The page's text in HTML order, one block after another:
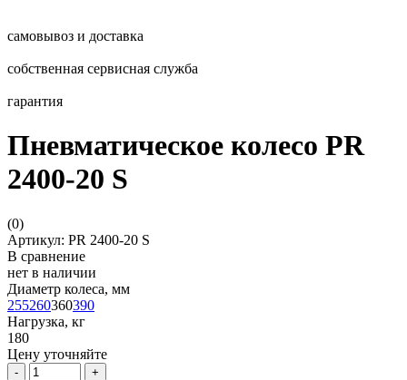
самовывоз и доставка
собственная сервисная служба
гарантия
Пневматическое колесо PR
2400-20 S
(0)
Артикул: PR 2400-20 S
В сравнение
нет в наличии
Диаметр колеса, мм
255260360390
Нагрузка, кг
180
Цену уточняйте
- +